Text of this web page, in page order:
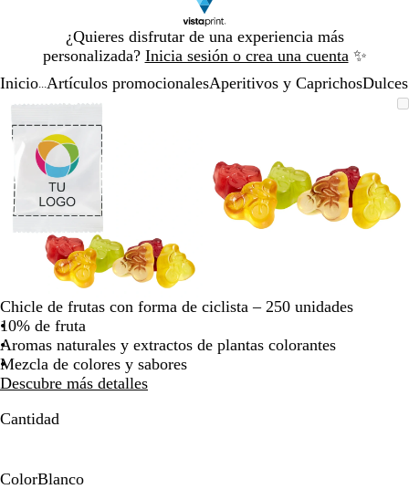
¿Quieres disfrutar de una experiencia más
personalizada? Inicia sesión o crea una cuenta ✨
1
Inicio Artículos promocionalesAperitivos y CaprichosDulces
Imagen
ampliable
Acercado
hasta
mínimo
clic
para
expandir
Utiliza
las
teclas
de
más
y
menos
para
ampliar
y
y
flechas
para
moverte
más
y
menos
y
flechas
Diapositiva
de
Chicle de frutas con forma de ciclista – 250 unidades
10% de fruta
Aromas naturales y extractos de plantas colorantes
Mezcla de colores y sabores
Descubre más detalles
Cantidad
ColorBlanco